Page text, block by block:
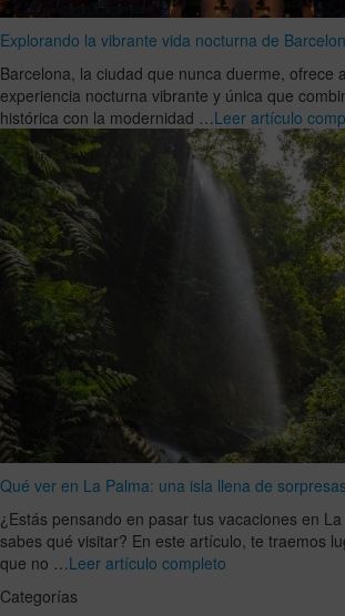
Explorando la vibrante vida nocturna de
Barcelona, la ciudad que nunca duerme, ofrece
experiencia nocturna vibrante y única que
histórica con la modernidad …Leer artículo
Qué ver en La Palma: una isla llena de
¿Estás pensando en pasar tus vacaciones en
sabes qué visitar? En este artículo, te traemos
que no …Leer artículo completo
Categorías